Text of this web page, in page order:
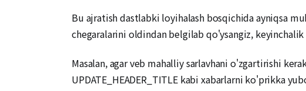
Bu ajratish dastlabki loyihalash bosqichida ayniqsa
chegaralarini oldindan belgilab qo'ysangiz,
Masalan, agar veb mahalliy sarlavhani o'zgartirishi
UPDATE_HEADER_TITLE kabi xabarlarni ko'prikka